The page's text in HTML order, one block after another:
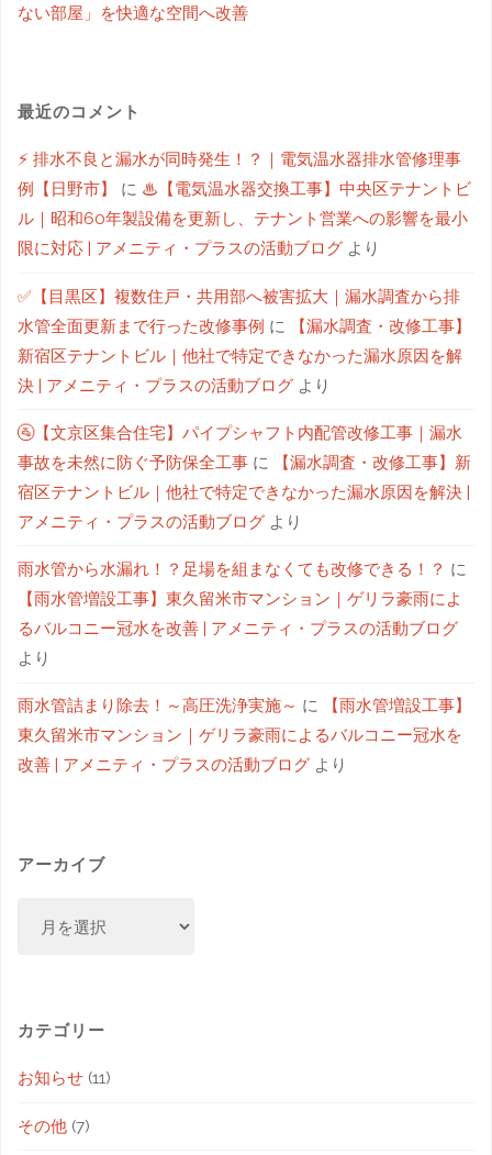
ない部屋」を快適な空間へ改善
最近のコメント
⚡ 排水不良と漏水が同時発生！？｜電気温水器排水管修理事
例【日野市】
に ♨【電気温水器交換工事】中央区テナントビ
ル｜昭和60年製設備を更新し、テナント営業への影響を最小
限に対応 | アメニティ・プラスの活動ブログ より
✅【目黒区】複数住戸・共用部へ被害拡大｜漏水調査から排
水管全面更新まで行った改修事例 に
【漏水調査・改修工事】
新宿区テナントビル｜他社で特定できなかった漏水原因を解
決 | アメニティ・プラスの活動ブログ より
🚰【文京区集合住宅】パイプシャフト内配管改修工事｜漏水
事故を未然に防ぐ予防保全工事 に
【漏水調査・改修工事】新
宿区テナントビル｜他社で特定できなかった漏水原因を解決 |
アメニティ・プラスの活動ブログ より
雨水管から水漏れ！？足場を組まなくても改修できる！？ に
【雨水管増設工事】東久留米市マンション｜ゲリラ豪雨によ
るバルコニー冠水を改善 | アメニティ・プラスの活動ブログ
より
雨水管詰まり除去！～高圧洗浄実施～ に
【雨水管増設工事】
東久留米市マンション｜ゲリラ豪雨によるバルコニー冠水を
改善 | アメニティ・プラスの活動ブログ より
アーカイブ
カテゴリー
お知らせ (11)
その他 (7)